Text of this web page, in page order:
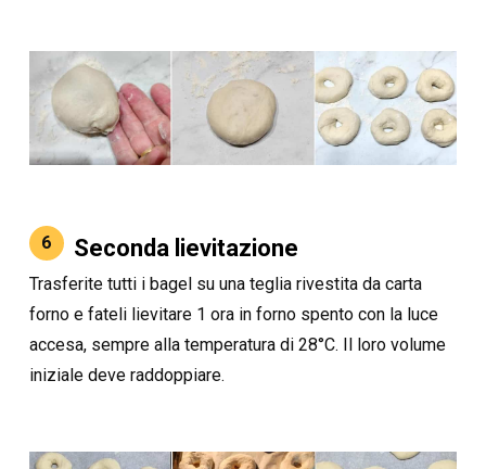
6 Seconda lievitazione
Trasferite tutti i bagel su una teglia rivestita da carta
forno e fateli lievitare 1 ora in forno spento con la luce
accesa, sempre alla temperatura di 28°C. Il loro volume
iniziale deve raddoppiare.